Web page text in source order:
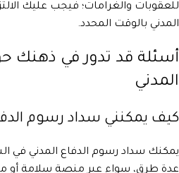
للعقوبات والغرامات؛ فيجب عليك
المدني بالوقت المحدد.
أسئلة قد تدور في ذهنك
المدني
كيف يمكنني سداد رسوم
يمكنك سداد رسوم الدفاع المدني في
عدة طرق، سواء عبر منصة سلامة أو